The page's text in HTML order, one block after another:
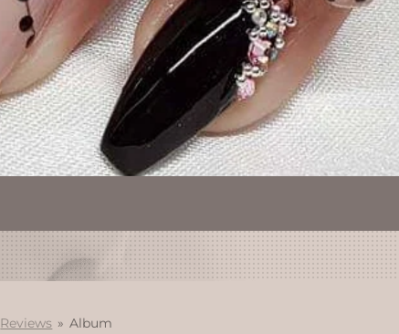
Reviews » Album